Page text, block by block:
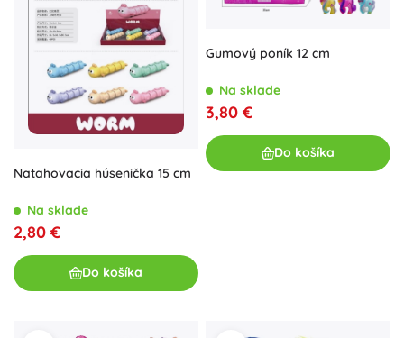
Natahovacia húsenička 15 cm
Na sklade
2,80 €
Do košíka
Gumový poník 12 cm
Na sklade
3,80 €
Do košíka